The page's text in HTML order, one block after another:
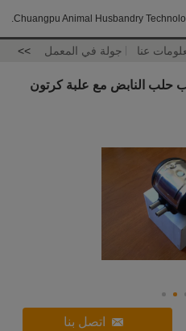
Chuangpu Animal Husbandry
عنا جولة في المعمل >>
حلب النابض مع علبة كرتون
اتصل بنا